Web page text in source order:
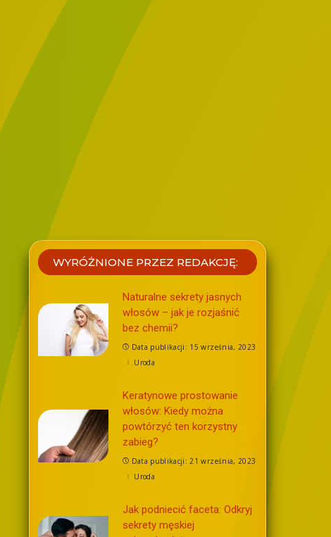
WYRÓŻNIONE PRZEZ REDAKCJĘ:
Naturalne sekrety jasnych
włosów – jak je rozjaśnić
bez chemii?
Data publikacji: 15 września, 2023
Uroda
Keratynowe prostowanie
włosów: Kiedy można
powtórzyć ten korzystny
zabieg?
Data publikacji: 21 września, 2023
Uroda
Jak podniecić faceta: Odkryj
sekrety męskiej